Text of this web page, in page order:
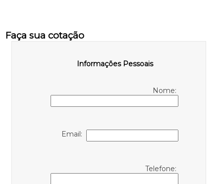
Faça sua cotação
Informações Pessoais
Nome:
Email:
Telefone: